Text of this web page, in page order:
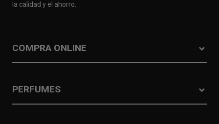
la calidad y el ahorro.
COMPRA ONLINE
PERFUMES